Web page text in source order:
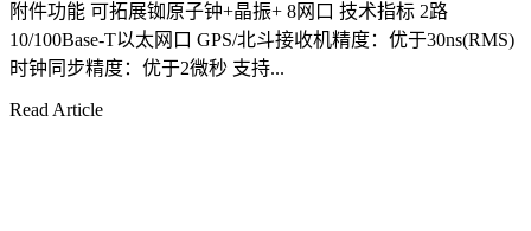
附件功能 可拓展铷原子钟+晶振+ 8网口 技术指标 2路
10/100Base-T以太网口 GPS/北斗接收机精度：优于30ns(RMS)
时钟同步精度：优于2微秒 支持...
Read Article